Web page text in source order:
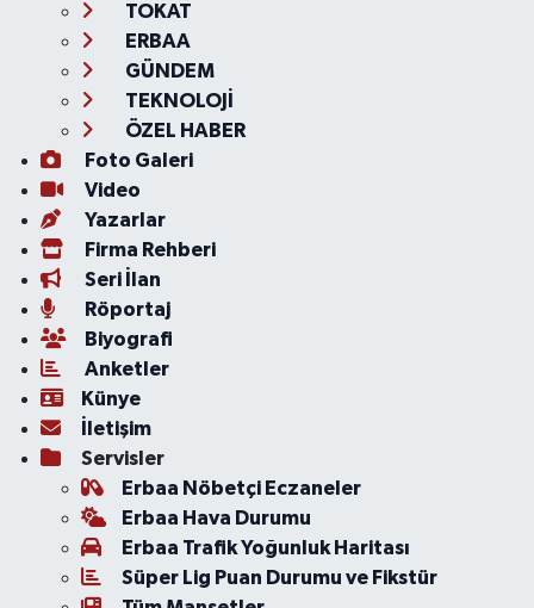
TOKAT
ERBAA
GÜNDEM
TEKNOLOJİ
ÖZEL HABER
Foto Galeri
Video
Yazarlar
Firma Rehberi
Seri İlan
Röportaj
Biyografi
Anketler
Künye
İletişim
Servisler
Erbaa Nöbetçi Eczaneler
Erbaa Hava Durumu
Erbaa Trafik Yoğunluk Haritası
Süper Lig Puan Durumu ve Fikstür